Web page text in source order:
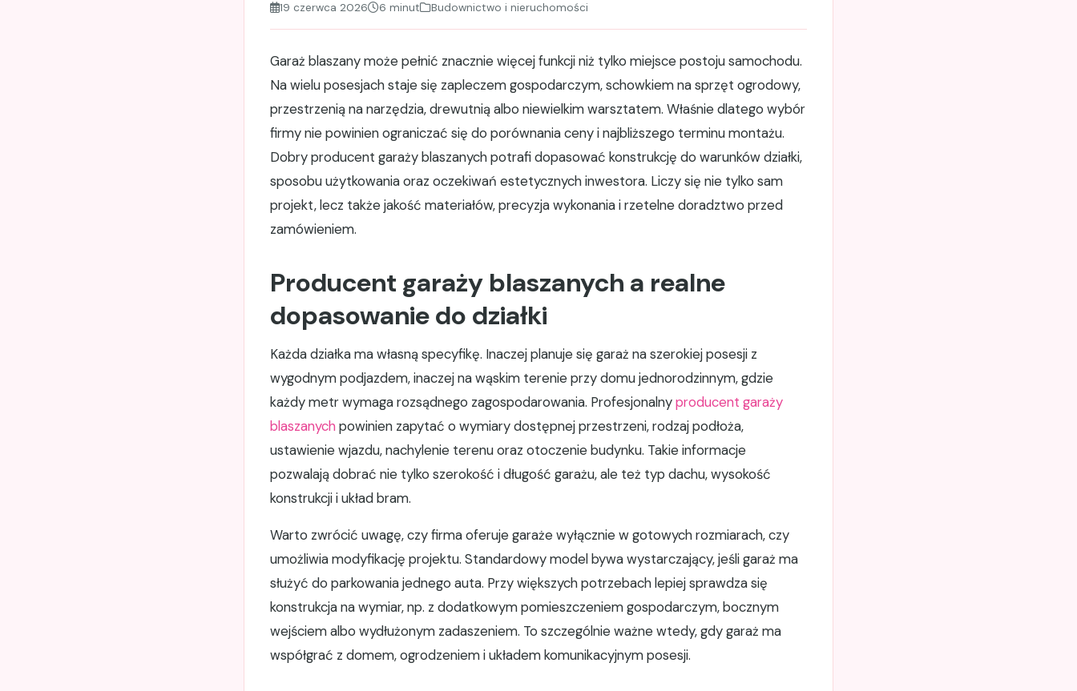
19 czerwca 2026 6 minut Budownictwo i nieruchomości
Garaż blaszany może pełnić znacznie więcej funkcji niż tylko miejsce postoju samochodu.
Na wielu posesjach staje się zapleczem gospodarczym, schowkiem na sprzęt ogrodowy,
przestrzenią na narzędzia, drewutnią albo niewielkim warsztatem. Właśnie dlatego wybór
firmy nie powinien ograniczać się do porównania ceny i najbliższego terminu montażu.
Dobry producent garaży blaszanych potrafi dopasować konstrukcję do warunków działki,
sposobu użytkowania oraz oczekiwań estetycznych inwestora. Liczy się nie tylko sam
projekt, lecz także jakość materiałów, precyzja wykonania i rzetelne doradztwo przed
zamówieniem.
Producent garaży blaszanych a realne
dopasowanie do działki
Każda działka ma własną specyfikę. Inaczej planuje się garaż na szerokiej posesji z
wygodnym podjazdem, inaczej na wąskim terenie przy domu jednorodzinnym, gdzie
każdy metr wymaga rozsądnego zagospodarowania. Profesjonalnyproducent garaży
blaszanychpowinien zapytać o wymiary dostępnej przestrzeni, rodzaj podłoża,
ustawienie wjazdu, nachylenie terenu oraz otoczenie budynku. Takie informacje
pozwalają dobrać nie tylko szerokość i długość garażu, ale też typ dachu, wysokość
konstrukcji i układ bram.
Warto zwrócić uwagę, czy firma oferuje garaże wyłącznie w gotowych rozmiarach, czy
umożliwia modyfikację projektu. Standardowy model bywa wystarczający, jeśli garaż ma
służyć do parkowania jednego auta. Przy większych potrzebach lepiej sprawdza się
konstrukcja na wymiar, np. z dodatkowym pomieszczeniem gospodarczym, bocznym
wejściem albo wydłużonym zadaszeniem. To szczególnie ważne wtedy, gdy garaż ma
współgrać z domem, ogrodzeniem i układem komunikacyjnym posesji.